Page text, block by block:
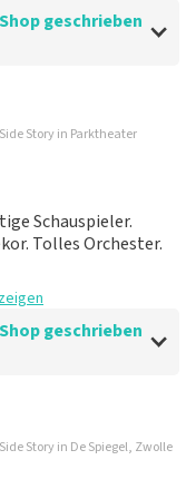
geschrieben
Top
anzeigen
Story in Parktheater
Schauspieler.
Tolles Orchester.
geschrieben
Einfach
Story in De Spiegel, Zwolle